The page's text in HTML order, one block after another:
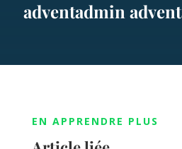
adventadmin
EN APPRENDRE PLUS